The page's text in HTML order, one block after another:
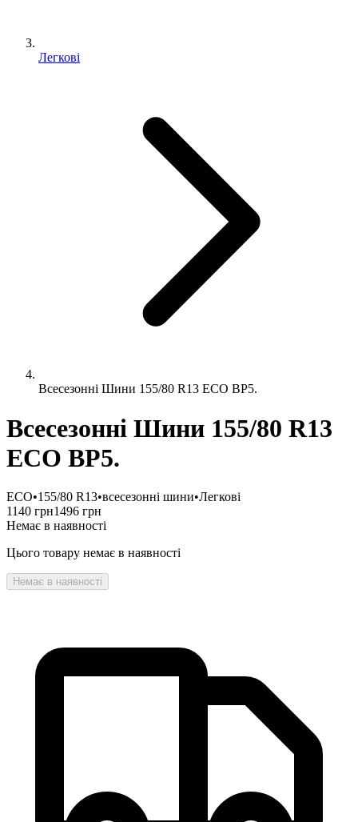
Легкові
Всесезонні Шини 155/80 R13 ECO BP5.
Всесезонні Шини 155/80 R13
ECO BP5.
ECO•155/80 R13•всесезонні шини•Легкові
1140 грн1496 грн
Немає в наявності
Цього товару немає в наявності
Немає в наявності